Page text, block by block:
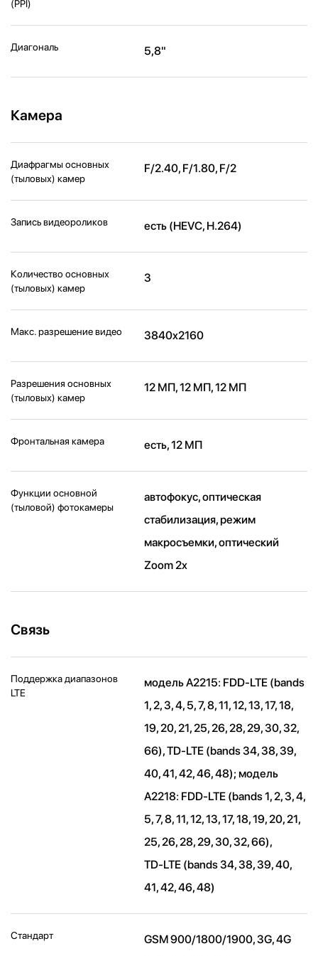
(PPI)
Диагональ 5,8"
Камера
Диафрагмы основных
(тыловых) камер
F/2.40, F/1.80, F/2
Запись видеороликов есть (HEVC, H.264)
Количество основных
(тыловых) камер
3
Макс. разрешение видео 3840x2160
Разрешения основных
(тыловых) камер
12 МП, 12 МП, 12 МП
Фронтальная камера есть, 12 МП
Функции основной
(тыловой) фотокамеры
автофокус, оптическая
стабилизация, режим
макросъемки, оптический
Zoom 2x
Связь
Поддержка диапазонов
LTE
модель A2215: FDD‑LTE (bands
1, 2, 3, 4, 5, 7, 8, 11, 12, 13, 17, 18,
19, 20, 21, 25, 26, 28, 29, 30, 32,
66), TD‑LTE (bands 34, 38, 39,
40, 41, 42, 46, 48); модель
A2218: FDD-LTE (bands 1, 2, 3, 4,
5, 7, 8, 11, 12, 13, 17, 18, 19, 20, 21,
25, 26, 28, 29, 30, 32, 66),
TD‑LTE (bands 34, 38, 39, 40,
41, 42, 46, 48)
Стандарт
GSM 900/1800/1900, 3G, 4G